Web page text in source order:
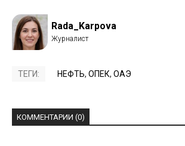
Rada_Karpova
ТЕГИ: НЕФТЬ, ОПЕК, ОАЭ
КОММЕНТАРИИ (0)